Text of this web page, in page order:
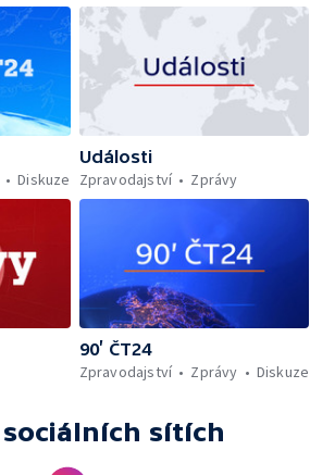
Diskuze
Události
Zpravodajství
Zprávy
90’ ČT24
Zpravodajství
Zprávy Diskuze
sociálních sítích